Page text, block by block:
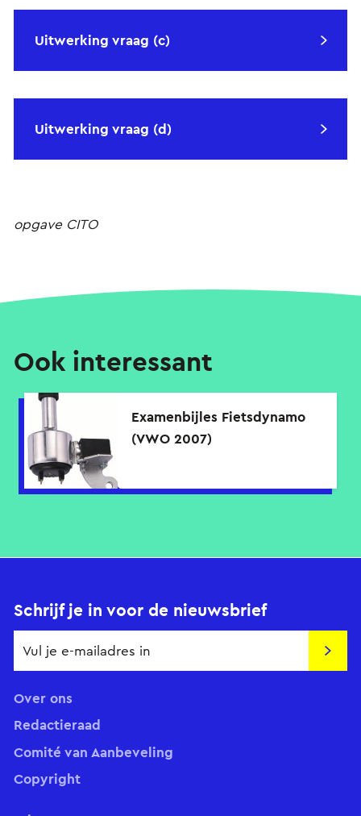
Uitwerking vraag (c)
Uitwerking vraag (d)
opgave CITO
Ook interessant
Examenbijles Fietsdynamo
(VWO 2007)
Schrijf je in voor de nieuwsbrief
Over ons
Redactieraad
Comité van Aanbeveling
Copyright